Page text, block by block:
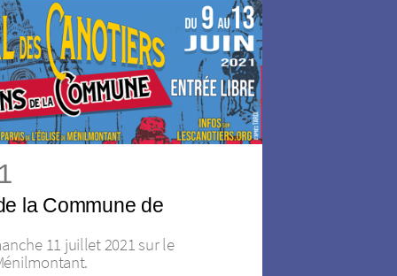
la Commune de
11 juillet 2021 sur le